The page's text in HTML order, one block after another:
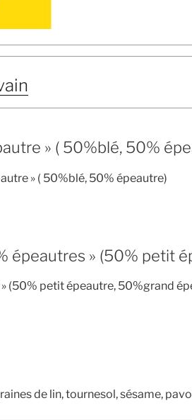
» ( 50%blé, 50%
» ( 50%blé, 50% épeautre)
épeautres » (50% petit
(50% petit épeautre, 50%grand
de lin, tournesol, sésame,